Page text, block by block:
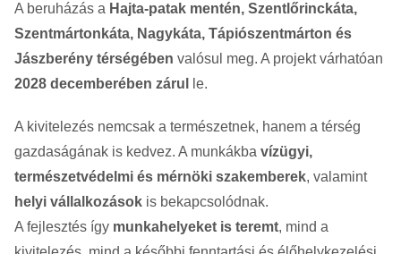
A beruházás a Hajta-patak mentén, Szentlőrinckáta,
Szentmártonkáta, Nagykáta, Tápiószentmárton és
Jászberény térségében valósul meg. A projekt várhatóan
2028 decemberében zárul
le.
A kivitelezés nemcsak a természetnek, hanem a térség
gazdaságának is kedvez. A munkákba vízügyi,
természetvédelmi és mérnöki szakemberek, valamint
helyi vállalkozások is bekapcsolódnak.
A fejlesztés így munkahelyeket is teremt, mind a